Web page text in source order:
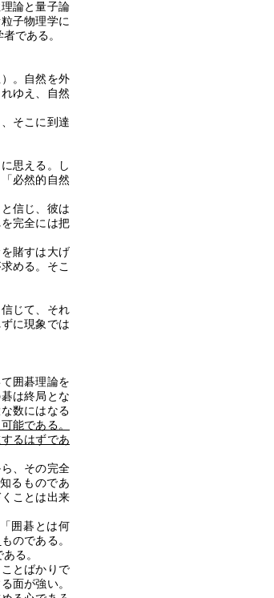
論と量子論
子物理学に
である。
。自然を外
ゆえ、自然
そこに到達
思える。し
必然的自然
信じ、彼は
完全には把
賭すは大げ
める。そこ
じて、それ
に現象では
囲碁理論を
は終局とな
数にはなる
能である。
るはずであ
、その完全
るものであ
ことは出来
囲碁とは何
ものである。
る。
とばかりで
面が強い。